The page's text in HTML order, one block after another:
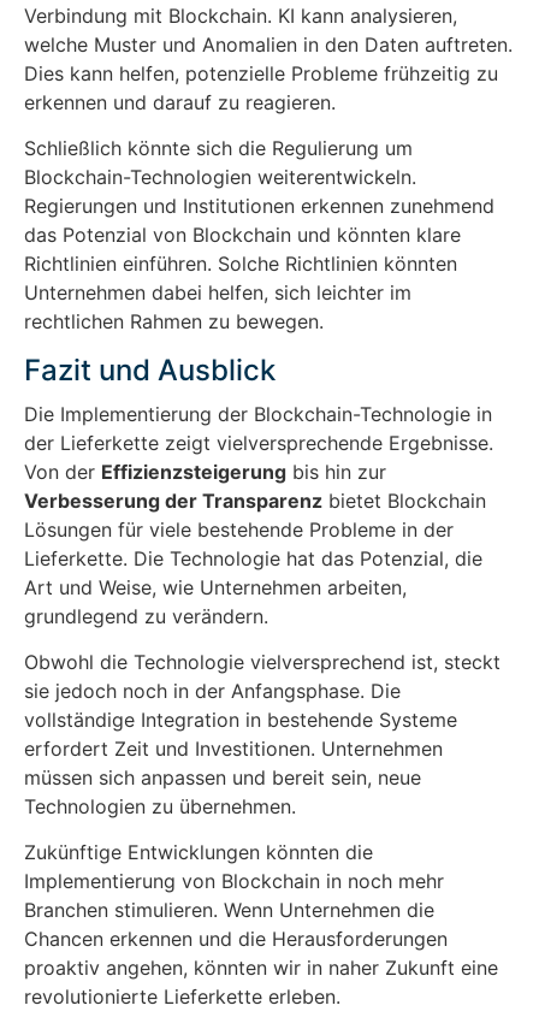
Verbindung mit Blockchain. KI kann analysieren,
welche Muster und Anomalien in den Daten auftreten.
Dies kann helfen, potenzielle Probleme frühzeitig zu
erkennen und darauf zu reagieren.
Schließlich könnte sich die Regulierung um
Blockchain-Technologien weiterentwickeln.
Regierungen und Institutionen erkennen zunehmend
das Potenzial von Blockchain und könnten klare
Richtlinien einführen. Solche Richtlinien könnten
Unternehmen dabei helfen, sich leichter im
rechtlichen Rahmen zu bewegen.
Fazit und Ausblick
Die Implementierung der Blockchain-Technologie in
der Lieferkette zeigt vielversprechende Ergebnisse.
Von der Effizienzsteigerung bis hin zur
Verbesserung der Transparenz bietet Blockchain
Lösungen für viele bestehende Probleme in der
Lieferkette. Die Technologie hat das Potenzial, die
Art und Weise, wie Unternehmen arbeiten,
grundlegend zu verändern.
Obwohl die Technologie vielversprechend ist, steckt
sie jedoch noch in der Anfangsphase. Die
vollständige Integration in bestehende Systeme
erfordert Zeit und Investitionen. Unternehmen
müssen sich anpassen und bereit sein, neue
Technologien zu übernehmen.
Zukünftige Entwicklungen könnten die
Implementierung von Blockchain in noch mehr
Branchen stimulieren. Wenn Unternehmen die
Chancen erkennen und die Herausforderungen
proaktiv angehen, könnten wir in naher Zukunft eine
revolutionierte Lieferkette erleben.